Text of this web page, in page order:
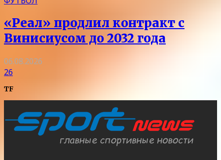
«Реал» продлил контракт с
Винисиусом до 2032 года
06.08.2026
26
TF